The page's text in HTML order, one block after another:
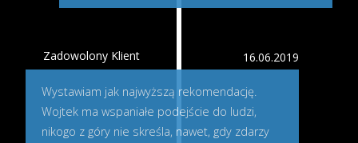
Zadowolony Klient 16.06.2019
Wystawiam jak najwyższą rekomendację.
Wojtek ma wspaniałe podejście do ludzi,
nikogo z góry nie skreśla, nawet, gdy zdarzy